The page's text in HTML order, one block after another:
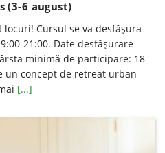
(3-6 august)
Cursul se va desfăşura
21:00. Date desfăşurare
minimă de participare: 18
un concept de retreat urban
[...]